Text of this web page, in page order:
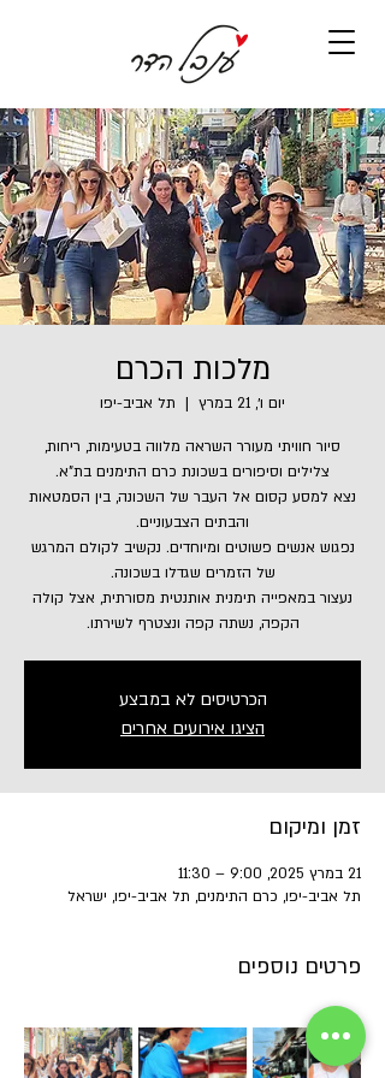
מלכות הכרם
יום ו׳, 21 במרץ
  |
תל אביב-יפו
סיור חוויתי מעורר השראה מלווה בטעימות, ריחות,
נצא למסע קסום אל העבר של השכונה, בין הסמטאות
נפגוש אנשים פשוטים ומיוחדים. נקשיב לקולם המרגש
נעצור במאפייה תימנית אותנטית מסורתית, אצל קולה
הקפה, נשתה קפה ונצטרף לשירתו.
הכרטיסים לא במבצע
הציגו אירועים אחרים
זמן ומיקום
21 במרץ 2025, 9:00 – 11:30
תל אביב-יפו, כרם התימנים, תל אביב-יפו, ישראל
פרטים נוספים